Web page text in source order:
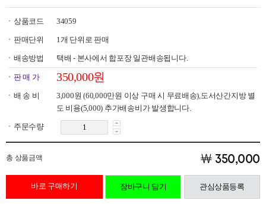
상품코드 34059
판매단위 1개 단위로 판매
배송방법 택배 - 본사에서 합포장 일관배송됩니다.
판 매 가 350,000원
배 송 비 3,000원(60,000만원 이상 구매 시 무료배송),도서산간지방 별
도 비용(5,000) 추가배송비가 발생합니다.
주문수량
총 상품금액 ￦ 350,000
바로 구매하기 장바구니 담기 관심상품등록